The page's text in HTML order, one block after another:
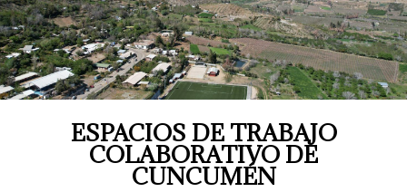
ESPACIOS DE TRABAJO
COLABORATIVO DE
CUNCUMÉN